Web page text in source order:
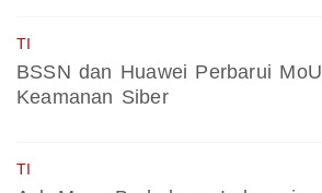
TI
BSSN dan Huawei Perbarui MoU
Keamanan Siber
TI